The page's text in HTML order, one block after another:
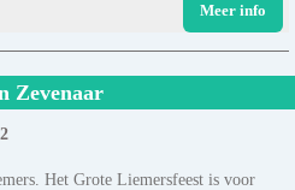
Meer info
Zevenaar
Het Grote Liemersfeest is voor